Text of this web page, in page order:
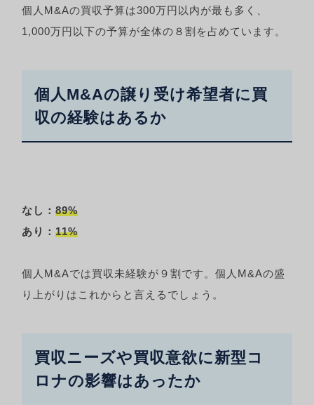
個人M&Aの買収予算は300万円以内が最も多く、
1,000万円以下の予算が全体の８割を占めています。
個人M&Aの譲り受け希望者に買
収の経験はあるか
なし：89%
あり：11%
個人M&Aでは買収未経験が９割です。個人M&Aの盛
り上がりはこれからと言えるでしょう。
買収ニーズや買収意欲に新型コ
ロナの影響はあったか